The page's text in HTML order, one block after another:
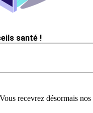
santé !
recevrez désormais nos